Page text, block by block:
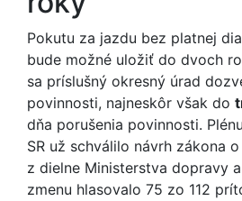
Pokutu za jazdu bez platnej
bude možné uložiť do dvoch
sa príslušný okresný úrad
povinnosti, najneskôr však do
dňa porušenia povinnosti.
SR už schválilo návrh zákona
z dielne Ministerstva dopravy
zmenu hlasovalo 75 zo 112